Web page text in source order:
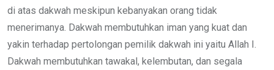
di atas dakwah meskipun kebanyakan orang tidak
menerimanya. Dakwah membutuhkan iman yang kuat dan
yakin terhadap pertolongan pemilik dakwah ini yaitu Allah I.
Dakwah membutuhkan tawakal, kelembutan, dan segala